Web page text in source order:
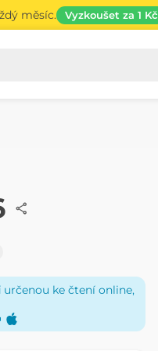
měsíc. Vyzkoušet za 1 Kč
určenou ke čtení online,